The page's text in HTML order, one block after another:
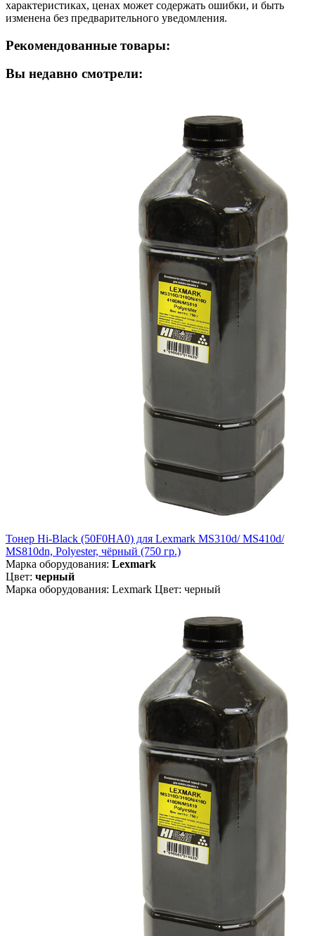
характеристиках, ценах может содержать ошибки, и быть
изменена без предварительного уведомления.
Рекомендованные товары:
Вы недавно смотрели:
Тонер Hi-Black (50F0HA0) для Lexmark MS310d/ MS410d/
MS810dn, Polyester, чёрный (750 гр.)
Марка оборудования: Lexmark
Цвет: черный
Марка оборудования: Lexmark Цвет: черный